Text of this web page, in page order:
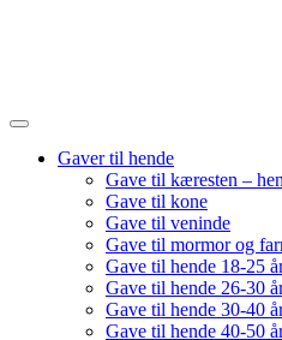
Gaver til hende
Gave til kæresten –
Gave til kone
Gave til veninde
Gave til mormor og
Gave til hende 18-25
Gave til hende 26-30
Gave til hende 30-40
Gave til hende 40-50